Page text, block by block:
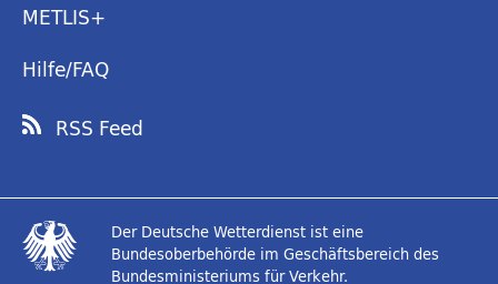
METLIS+
Hilfe/FAQ
RSS Feed
Der Deutsche Wetterdienst ist eine
Bundesoberbehörde im Geschäftsbereich des
Bundesministeriums für Verkehr.